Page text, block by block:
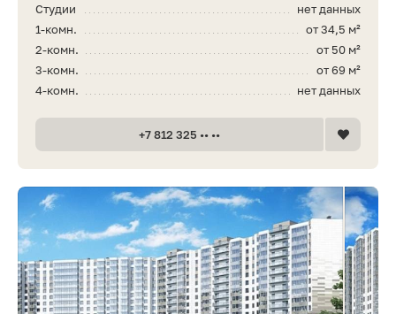
нет данных
Студии
от 34,5 м²
1-комн.
от 50 м²
2-комн.
от 69 м²
3-комн.
нет данных
4-комн.
+7 812 325 •• ••